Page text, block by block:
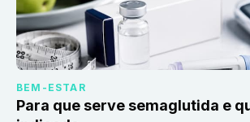
BEM-ESTAR
Para que serve semaglutida e